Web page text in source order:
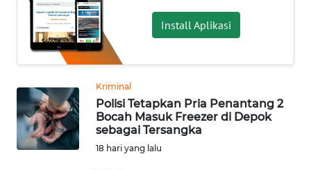
Install Aplikasi
Kriminal
Polisi Tetapkan Pria Penantang 2
Bocah Masuk Freezer di Depok
sebagai Tersangka
18 hari yang lalu
SERBA-
SERBI
KHAS
OPINI
HUKRIM